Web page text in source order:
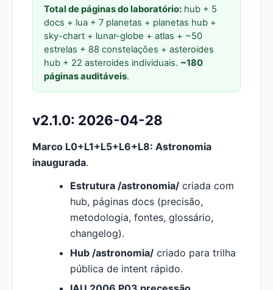
Total de páginas do laboratório: hub + 5
docs + lua + 7 planetas + planetas hub +
sky-chart + lunar-globe + atlas + ~50
estrelas + 88 constelações + asteroides
hub + 22 asteroides individuais. ~180
páginas auditáveis.
v2.1.0: 2026-04-28
Marco L0+L1+L5+L6+L8: Astronomia
inaugurada.
Estrutura /astronomia/ criada com
hub, páginas docs (precisão,
metodologia, fontes, glossário,
changelog).
Hub /astronomia/ criado para trilha
pública de intent rápido.